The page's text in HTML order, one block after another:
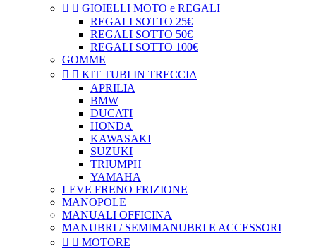
  GIOIELLI MOTO e REGALI
REGALI SOTTO 25€
REGALI SOTTO 50€
REGALI SOTTO 100€
GOMME
  KIT TUBI IN TRECCIA
APRILIA
BMW
DUCATI
HONDA
KAWASAKI
SUZUKI
TRIUMPH
YAMAHA
LEVE FRENO FRIZIONE
MANOPOLE
MANUALI OFFICINA
MANUBRI / SEMIMANUBRI E ACCESSORI
  MOTORE